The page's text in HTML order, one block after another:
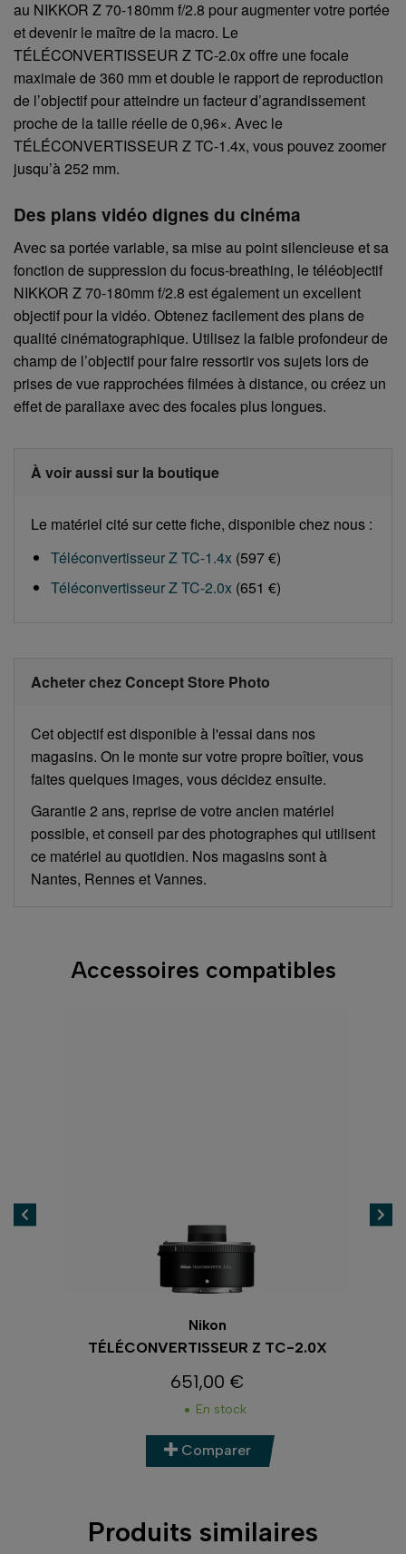
au NIKKOR Z 70-180mm f/2.8 pour augmenter votre portée
et devenir le maître de la macro. Le
TÉLÉCONVERTISSEUR Z TC-2.0x offre une focale
maximale de 360 mm et double le rapport de reproduction
de l’objectif pour atteindre un facteur d’agrandissement
proche de la taille réelle de 0,96×. Avec le
TÉLÉCONVERTISSEUR Z TC-1.4x, vous pouvez zoomer
jusqu’à 252 mm.
Des plans vidéo dignes du cinéma
Avec sa portée variable, sa mise au point silencieuse et sa
fonction de suppression du focus-breathing, le téléobjectif
NIKKOR Z 70-180mm f/2.8 est également un excellent
objectif pour la vidéo. Obtenez facilement des plans de
qualité cinématographique. Utilisez la faible profondeur de
champ de l’objectif pour faire ressortir vos sujets lors de
prises de vue rapprochées filmées à distance, ou créez un
effet de parallaxe avec des focales plus longues.
À voir aussi sur la boutique
Le matériel cité sur cette fiche, disponible chez nous :
Téléconvertisseur Z TC-1.4x (597 €)
Téléconvertisseur Z TC-2.0x (651 €)
Acheter chez Concept Store Photo
Cet objectif est disponible à l'essai dans nos
magasins. On le monte sur votre propre boîtier, vous
faites quelques images, vous décidez ensuite.
Garantie 2 ans, reprise de votre ancien matériel
possible, et conseil par des photographes qui utilisent
ce matériel au quotidien. Nos magasins sont à
Nantes, Rennes et Vannes.
Accessoires compatibles
Nikon
TÉLÉCONVERTISSEUR Z TC-2.0X
Prix
651,00 €
En stock
Comparer
Produits similaires